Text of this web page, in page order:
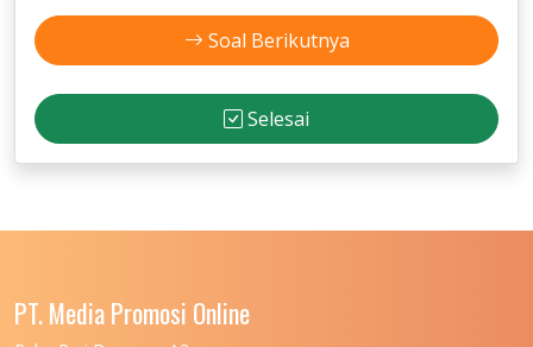
Soal Berikutnya
Selesai
PT. Media Promosi Online